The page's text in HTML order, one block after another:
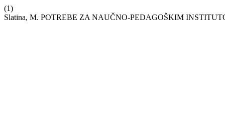
(1)
Slatina, M. POTREBE ZA NAUČNO-PEDAGOŠKIM